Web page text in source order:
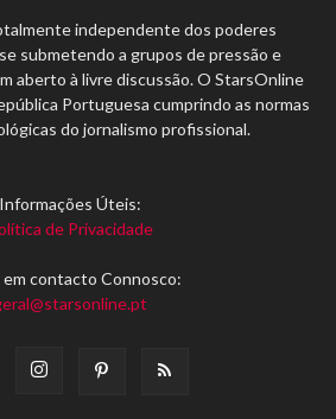
independente dos poderes
submetendo a grupos de pressão e
aberto à livre discussão. O StarsOnline
Portuguesa cumprindo as normas
do jornalismo profissional.
Informações Úteis:
de Privacidade
contacto Connosco: